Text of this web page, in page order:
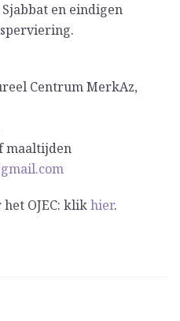
en eindigen
Centrum MerkAz,
maaltijden
OJEC: klikhier.